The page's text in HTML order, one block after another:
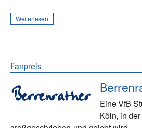
Weiterlesen
Fanpreis
Eine VfB
Köln, in